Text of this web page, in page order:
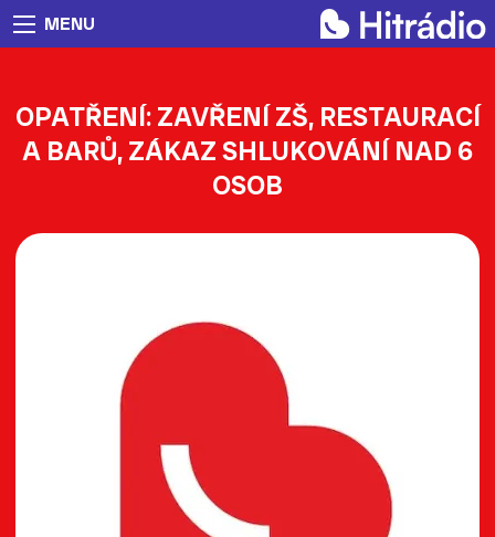
MENU
OPATŘENÍ: ZAVŘENÍ ZŠ, RESTAURACÍ
A BARŮ, ZÁKAZ SHLUKOVÁNÍ NAD 6
OSOB